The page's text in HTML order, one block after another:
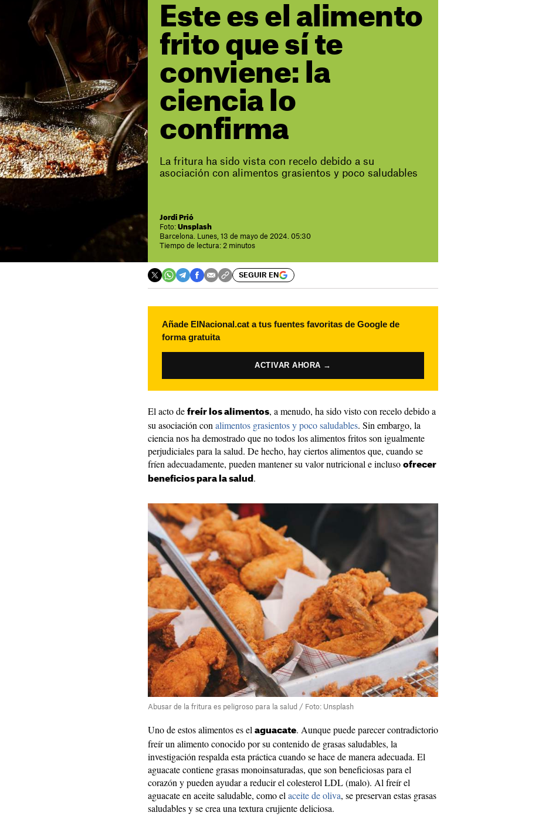
Este es el alimento
frito que sí te
conviene: la
ciencia lo
confirma
La fritura ha sido vista con recelo debido a su
asociación con alimentos grasientos y poco saludables
Jordi Prió
Foto: Unsplash
Barcelona. Lunes, 13 de mayo de 2024. 05:30
Tiempo de lectura: 2 minutos
SEGUIR EN
Añade ElNacional.cat a tus fuentes favoritas de Google de
forma gratuita
ACTIVAR AHORA →
El acto de freír los alimentos, a menudo, ha sido visto con recelo debido a
su asociación con alimentos grasientos y poco saludables. Sin embargo, la
ciencia nos ha demostrado que no todos los alimentos fritos son igualmente
perjudiciales para la salud. De hecho, hay ciertos alimentos que, cuando se
fríen adecuadamente, pueden mantener su valor nutricional e incluso ofrecer
beneficios para la salud .
Abusar de la fritura es peligroso para la salud / Foto: Unsplash
Uno de estos alimentos es el aguacate. Aunque puede parecer contradictorio
freír un alimento conocido por su contenido de grasas saludables, la
investigación respalda esta práctica cuando se hace de manera adecuada. El
aguacate contiene grasas monoinsaturadas, que son beneficiosas para el
corazón y pueden ayudar a reducir el colesterol LDL (malo). Al freír el
aguacate en aceite saludable, como el aceite de oliva, se preservan estas grasas
saludables y se crea una textura crujiente deliciosa.